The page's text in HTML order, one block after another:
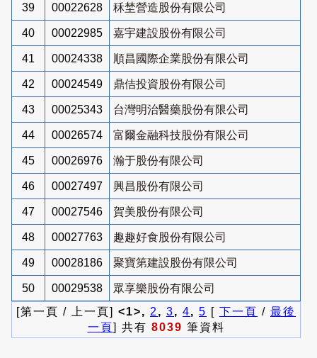
39 00022628 秝埜營造股份有限公司
40 00022985 嘉宇建設股份有限公司
41 00024338 順昌國際企業股份有限公司
42 00024549 鼎佶投資股份有限公司
43 00025343 台灣明治醫藥股份有限公司
44 00026574 富爾金融科技股份有限公司
45 00026976 瀚于股份有限公司
46 00027497 興昌股份有限公司
47 00027546 賀美股份有限公司
48 00027763 趣趣好食股份有限公司
49 00028186 聚寶第建設股份有限公司
50 00029538
眾享樂股份有限公司
[第一頁 / 上一頁] <1>, 2 , 3, 4, 5 [ 下一頁 / 最後
一頁] 共有 8039 筆資料